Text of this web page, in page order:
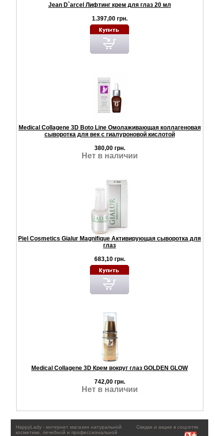
Jean D`arcel Лифтинг крем для глаз 20 мл
1.397,00 грн.
Medical Collagene 3D Boto Line Омолаживающая коллагеновая
сыворотка для век с гиалуроновой кислотой
380,00 грн.
Нет в наличии
Piel Cosmetics Gialur Magnifique Активирующая сыворотка для
глаз
683,10 грн.
Medical Collagene 3D Крем вокруг глаз GOLDEN GLOW
742,00 грн.
Нет в наличии
Скидки и акции в соцсетях
HappyLady - интернет магазин натуральной
косметики, лечебной и профессиональной